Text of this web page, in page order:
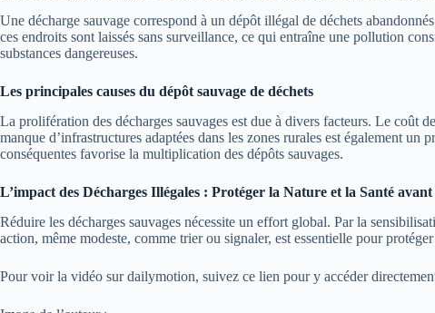
Une décharge sauvage correspond à un dépôt illégal de déchets
ces endroits sont laissés sans surveillance, ce qui entraîne une pollution
substances dangereuses.
Les principales causes du dépôt sauvage de déchets
La prolifération des décharges sauvages est due à divers facteurs. Le coût
manque d’infrastructures adaptées dans les zones rurales est également
conséquentes favorise la multiplication des dépôts sauvages.
L’impact des Décharges Illégales : Protéger la Nature et la Santé
Réduire les décharges sauvages nécessite un effort global. Par la
action, même modeste, comme trier ou signaler, est essentielle pour
Pour voir la vidéo sur dailymotion, suivez ce lien pour y accéder